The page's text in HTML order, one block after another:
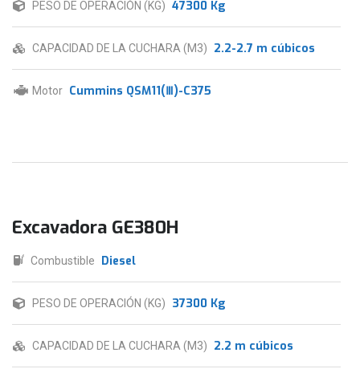
PESO DE OPERACIÓN (KG) 47300 Kg
CAPACIDAD DE LA CUCHARA (M3) 2.2-2.7 m cúbicos
Motor Cummins QSM11(Ⅲ)-C375
Excavadora GE380H
Combustible Diesel
PESO DE OPERACIÓN (KG) 37300 Kg
CAPACIDAD DE LA CUCHARA (M3) 2.2 m cúbicos